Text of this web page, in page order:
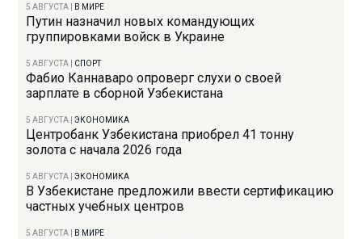
5 АВГУСТА В МИРЕ
Путин назначил новых командующих
группировками войск в Украине
5 АВГУСТА СПОРТ
Фабио Каннаваро опроверг слухи о своей
зарплате в сборной Узбекистана
5 АВГУСТА |ЭКОНОМИКА
Центробанк Узбекистана приобрел 41 тонну
золота с начала 2026 года
5 АВГУСТА |ЭКОНОМИКА
В Узбекистане предложили ввести сертификацию
частных учебных центров
5 АВГУСТА В МИРЕ